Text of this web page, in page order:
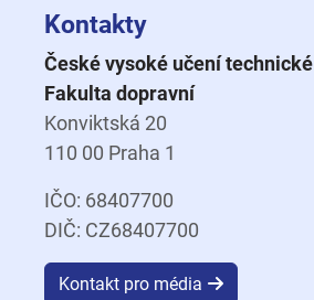
Kontakty
České vysoké učení
Fakulta dopravní
Konviktská 20
110 00 Praha 1
IČO: 68407700
DIČ: CZ68407700
Kontakt pro média